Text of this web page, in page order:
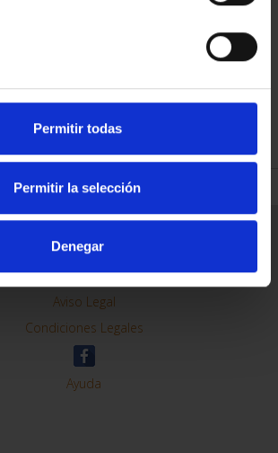
Permitir todas
Permitir la selección
Denegar
REFINAR
Contacto
Preguntas Frequentes (FAQs)
Aviso Legal
Condiciones Legales
Ayuda